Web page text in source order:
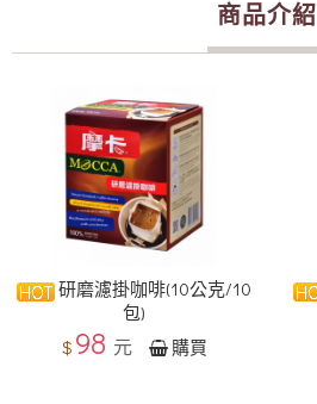
商品介紹
研磨濾掛咖啡(10公克/10
包)
$ 98 元 購買